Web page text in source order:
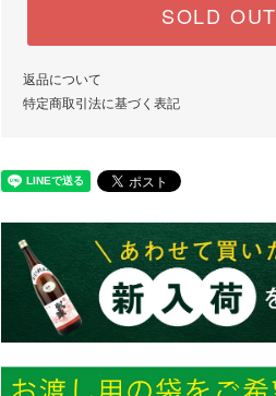
SOLD OUT
返品について
特定商取引法に基づく表記